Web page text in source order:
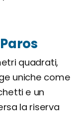
quadrati,
uniche come
e un
la riserva